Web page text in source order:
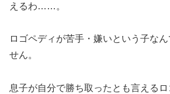
えるわ……。
ロゴペディが苦手・嫌いという子な
せん。
息子が自分で勝ち取ったとも言えるロ